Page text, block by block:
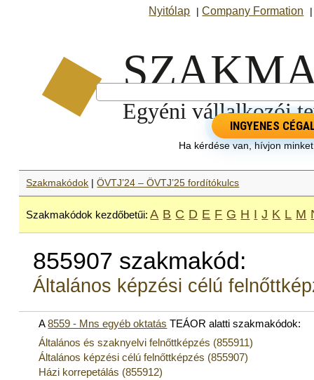
Nyitólap |Company Formation
INGYENES
Ha kérdése van, hívjon
Szakmakódok |ÖVTJ’24 – ÖVTJ’25 fordítókulcs
Szakmakódok kezdőbetűi: A B C D E F G H I J K L M
855907 szakmakód:
Általános képzési célú
A8559 - Mns egyéb oktatás TEÁOR alatti szakmakódok:
Általános és szaknyelvi felnőttképzés (855911)
Általános képzési célú felnőttképzés (855907)
Házi korrepetálás (855912)